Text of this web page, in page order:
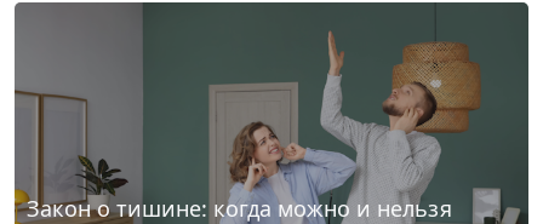
Закон о тишине: когда можно и нельзя